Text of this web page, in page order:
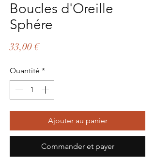
Boucles d'Oreille
Sphére
33,00 €Prix
Quantité *
Ajouter au panier
Commander et payer